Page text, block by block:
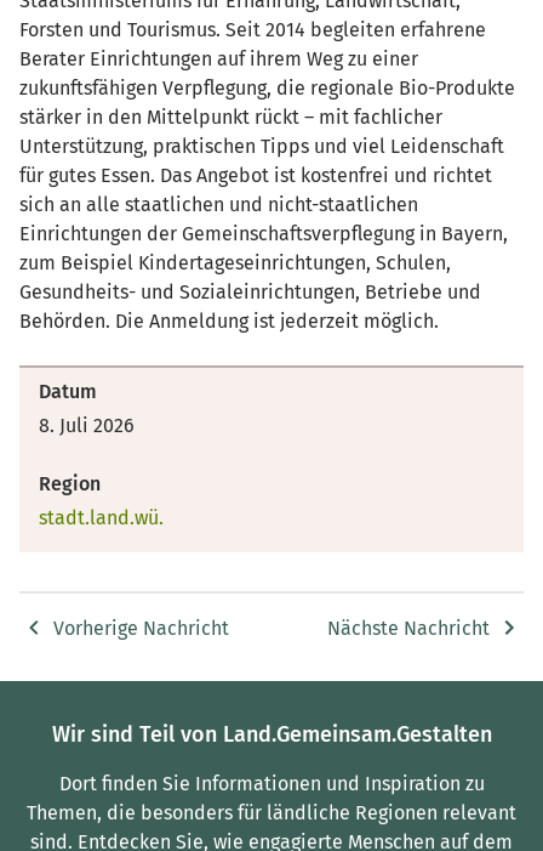
Forsten und Tourismus. Seit 2014 begleiten erfahrene
Berater Einrichtungen auf ihrem Weg zu einer
zukunftsfähigen Verpflegung, die regionale Bio-Produkte
stärker in den Mittelpunkt rückt – mit fachlicher
Unterstützung, praktischen Tipps und viel Leidenschaft
für gutes Essen. Das Angebot ist kostenfrei und richtet
sich an alle staatlichen und nicht-staatlichen
Einrichtungen der Gemeinschaftsverpflegung in Bayern,
zum Beispiel Kindertageseinrichtungen, Schulen,
Gesundheits- und Sozialeinrichtungen, Betriebe und
Behörden. Die Anmeldung ist jederzeit möglich.
Datum
8. Juli 2026
Region
stadt.land.wü.
Vorherige Nachricht Nächste Nachricht
Wir sind Teil von Land.Gemeinsam.Gestalten
Dort finden Sie Informationen und Inspiration zu
Themen, die besonders für ländliche Regionen relevant
sind. Entdecken Sie, wie engagierte Menschen auf dem